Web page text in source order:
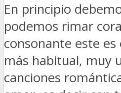
En principio
podemos rimar
consonante este
más habitual, muy
canciones